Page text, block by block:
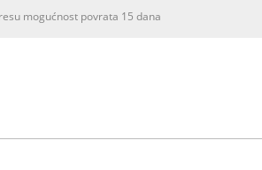
mogućnost povrata 15 dana